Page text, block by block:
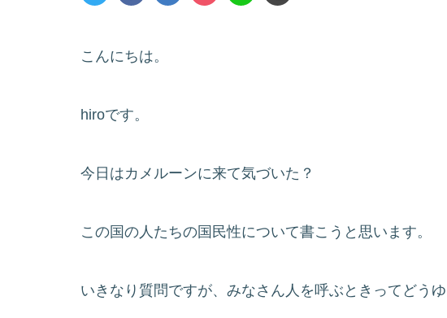
こんにちは。
hiroです。
今日はカメルーンに来て気づいた？
この国の人たちの国民性について書こうと思います。
いきなり質問ですが、みなさん人を呼ぶときってどう